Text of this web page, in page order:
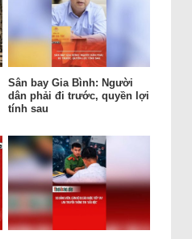
Sân bay Gia Bình: Người
dân phải đi trước, quyền lợi
tính sau